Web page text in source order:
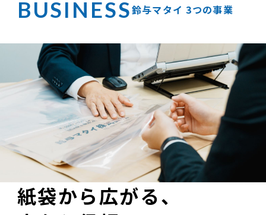
鈴与マタイ 3つの事業
紙袋から広がる、